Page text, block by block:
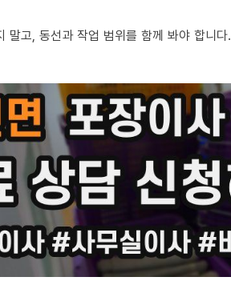
말고, 동선과 작업 범위를 함께 봐야 합니다.